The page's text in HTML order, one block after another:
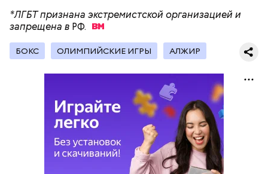
*ЛГБТ признана экстремистской организацией и
запрещена в РФ.
БОКС ОЛИМПИЙСКИЕ ИГРЫ АЛЖИР
Карьера
Исполнительный комитет УЕФАотменил решение
допустить до международных турниров